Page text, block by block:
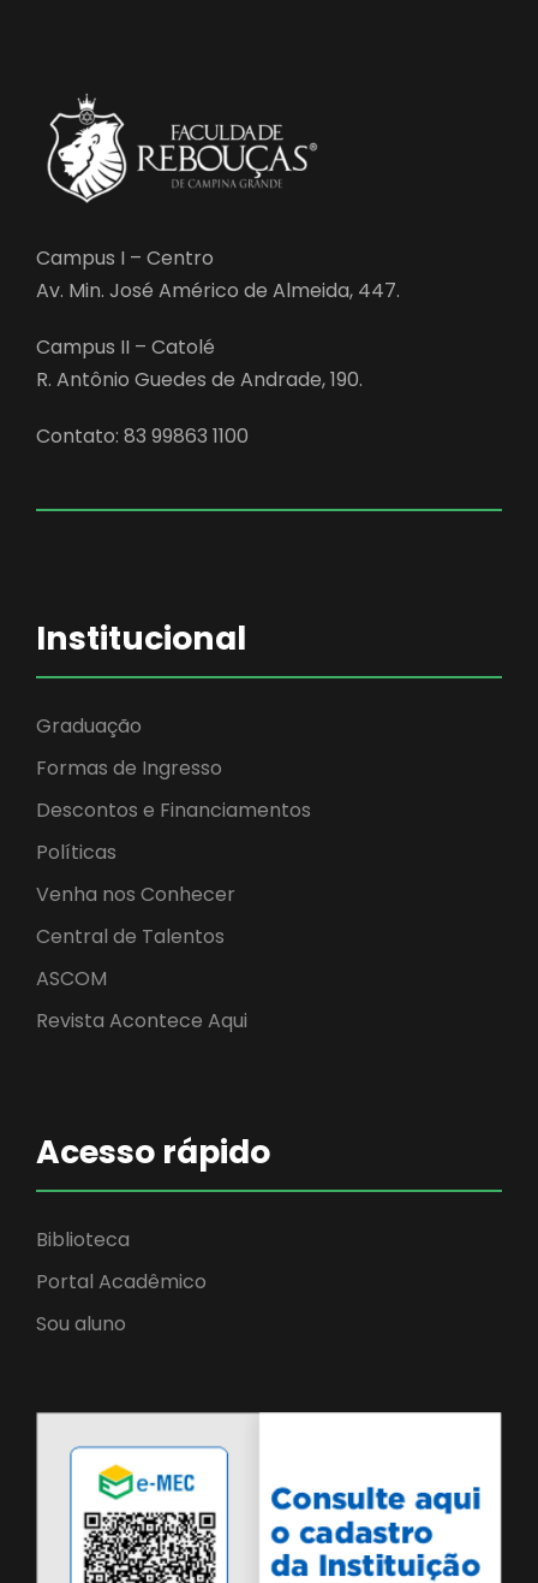
Campus I – Centro
Av. Min. José Américo de Almeida, 447.
Campus II – Catolé
R. Antônio Guedes de Andrade, 190.
Contato: 83 99863 1100
Institucional
Graduação
Formas de Ingresso
Descontos e Financiamentos
Políticas
Venha nos Conhecer
Central de Talentos
ASCOM
Revista Acontece Aqui
Acesso rápido
Biblioteca
Portal Acadêmico
Sou aluno